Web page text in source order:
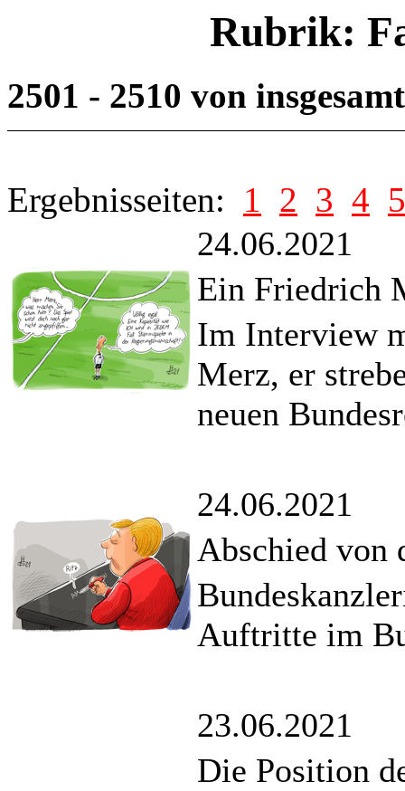
Rubrik:
2501 - 2510 von
Ergebnisseiten: 1 2 3 4 5
24.06.2021
Ein Friedrich
Im Interview
Merz, er
neuen
24.06.2021
Abschied von
Auftritte im
23.06.2021
Die Position